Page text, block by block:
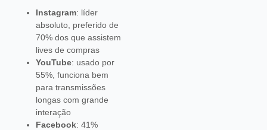
Instagram: líder
absoluto, preferido de
70% dos que assistem
lives de compras
YouTube: usado por
55%, funciona bem
para transmissões
longas com grande
interação
Facebook: 41%